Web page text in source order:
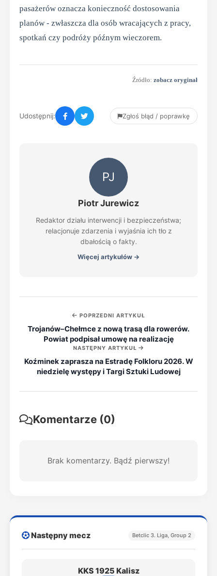
pasażerów oznacza konieczność dostosowania
planów - zwłaszcza dla osób wracających z pracy,
spotkań czy podróży późnym wieczorem.
Źródło: zobacz oryginał
Udostępnij: Zgłoś błąd / poprawkę
PJ
Piotr Jurewicz
Redaktor działu interwencji i bezpieczeństwa;
relacjonuje zdarzenia i wyjaśnia ich tło z
dbałością o fakty.
Więcej artykułów →
POPRZEDNI ARTYKUŁ
Trojanów–Chełmce z nową trasą dla rowerów.
Powiat podpisał umowę na realizację
NASTĘPNY ARTYKUŁ
Koźminek zaprasza na Estradę Folkloru 2026. W
niedzielę występy i Targi Sztuki Ludowej
Komentarze (0)
Brak komentarzy. Bądź pierwszy!
Następny mecz Betclic 3. Liga, Group 2
KKS 1925 Kalisz